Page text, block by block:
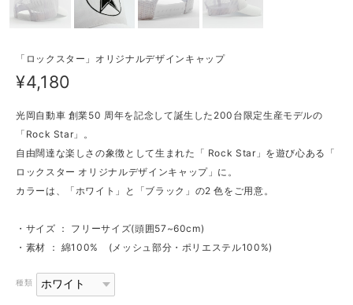
「ロックスター」オリジナルデザインキャップ
¥4,180
光岡自動車 創業50 周年を記念して誕生した200台限定生産モデルの
「Rock Star」。
自由闊達な楽しさの象徴として生まれた「 Rock Star」を遊び心ある「
ロックスター オリジナルデザインキャップ」に。
カラーは、「ホワイト」と「ブラック」の2 色をご用意。
・サイズ ： フリーサイズ(頭囲57~60cm)
・素材 ： 綿100% (メッシュ部分・ポリエステル100%)
種類